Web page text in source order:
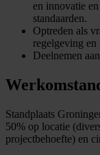
en innovatie
standaarden.
Optreden als
regelgeving en
Deelnemen
Standplaats
50% op locatie
projectbehoefte) en